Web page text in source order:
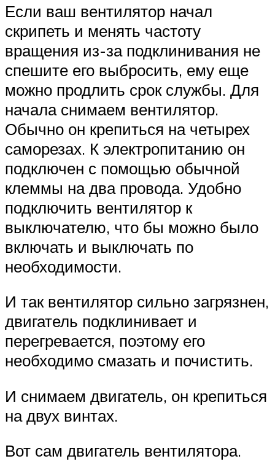
Если ваш вентилятор начал
скрипеть и менять частоту
вращения из-за подклинивания не
спешите его выбросить, ему еще
можно продлить срок службы. Для
начала снимаем вентилятор.
Обычно он крепиться на четырех
саморезах. К электропитанию он
подключен с помощью обычной
клеммы на два провода. Удобно
подключить вентилятор к
выключателю, что бы можно было
включать и выключать по
необходимости.
И так вентилятор сильно загрязнен,
двигатель подклинивает и
перегревается, поэтому его
необходимо смазать и почистить.
И снимаем двигатель, он крепиться
на двух винтах.
Вот сам двигатель вентилятора.